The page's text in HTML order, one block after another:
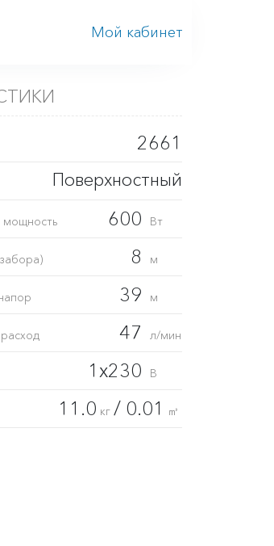
Мой кабинет
2661
Поверхностный
600 Вт
8 м
39 м
47 л/мин
1x230 В
11.0 кг / 0.01 ㎥